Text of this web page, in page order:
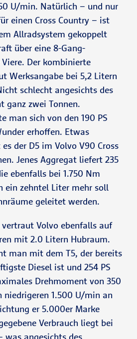
U/min. Natürlich – und nur
einen Cross Country – ist
Allradsystem gekoppelt
über eine 8-Gang-
Der kombinierte
Werksangabe bei 5,2 Litern
schlecht angesichts des
ganz zwei Tonnen.
man sich von den 190 PS
erhoffen. Etwas
der D5 im Volvo V90 Cross
Jenes Aggregat liefert 235
ebenfalls bei 1.750 Nm
ein zehntel Liter mehr soll
geleitet werden.
vertraut Volvo ebenfalls auf
mit 2.0 Litern Hubraum.
man mit dem T5, der bereits
Diesel ist und 254 PS
Drehmoment von 350
niedrigeren 1.500 U/min an
er 5.000er Marke
Verbrauch liegt bei